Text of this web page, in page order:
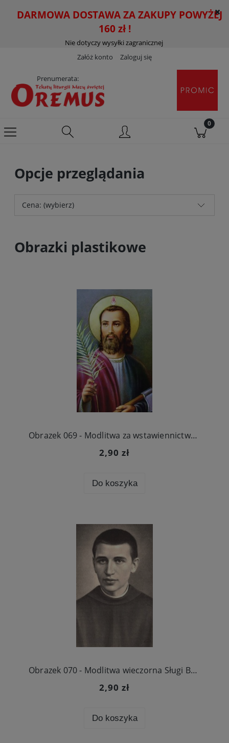
DARMOWA DOSTAWA ZA ZAKUPY POWYŻEJ
160 zł !
Nie dotyczy wysyłki zagranicznej
Załóż konto
Zaloguj się
Prenumerata:
Opcje przeglądania
Cena: (wybierz)
Obrazki plastikowe
Obrazek 069 - Modlitwa za wstawiennictwem św. Judy Tadeusza
2,90 zł
Do koszyka
Obrazek 070 - Modlitwa wieczorna Sługi Bożego Wenantego Katarzyńca
2,90 zł
Do koszyka